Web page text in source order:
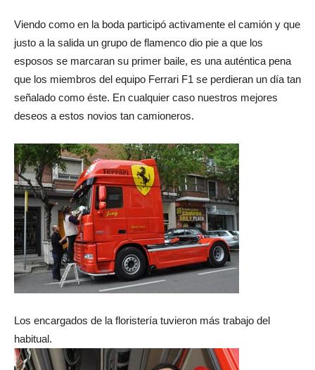
Viendo como en la boda participó activamente el camión y que
justo a la salida un grupo de flamenco dio pie a que los
esposos se marcaran su primer baile, es una auténtica pena
que los miembros del equipo Ferrari F1 se perdieran un día tan
señalado como éste. En cualquier caso nuestros mejores
deseos a estos novios tan camioneros.
Los encargados de la floristería tuvieron más trabajo del
habitual.